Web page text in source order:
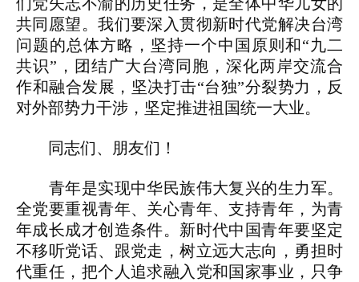
共同愿望。我们要深入贯彻新时代党解决台湾
问题的总体方略，坚持一个中国原则和“九二
共识”，团结广大台湾同胞，深化两岸交流合
作和融合发展，坚决打击“台独”分裂势力，反
对外部势力干涉，坚定推进祖国统一大业。
同志们、朋友们！
青年是实现中华民族伟大复兴的生力军。
全党要重视青年、关心青年、支持青年，为青
年成长成才创造条件。新时代中国青年要坚定
不移听党话、跟党走，树立远大志向，勇担时
代重任，把个人追求融入党和国家事业，只争